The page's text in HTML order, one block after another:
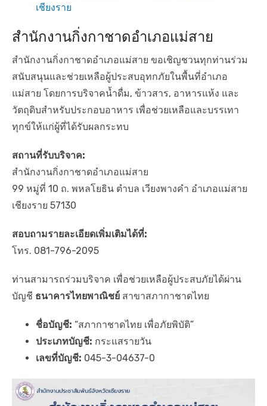
เชียงราย
สำนักงานกิ่งกาชาดอำเภอแม่สาย
สำนักงานกิ่งกาชาดอำเภอแม่สาย ขอเชิญชวนทุกท่านร่วม
สนับสนุนและช่วยเหลือผู้ประสบอุทกภัยในพื้นที่อำเภอ
แม่สาย โดยการบริจาคน้ำดื่ม, ข้าวสาร, อาหารแห้ง และ
วัตถุดิบสำหรับประกอบอาหาร เพื่อช่วยเหลือและบรรเทา
ทุกข์ให้แก่ผู้ที่ได้รับผลกระทบ
สถานที่รับบริจาค:
สำนักงานกิ่งกาชาดอำเภอแม่สาย
99 หมู่ที่ 10 ถ. พหลโยธิน ตำบล เวียงพางคำ อำเภอแม่สาย
เชียงราย 57130
สอบถามรายละเอียดเพิ่มเติมได้ที่:
โทร. 081-796-2095
ท่านสามารถร่วมบริจาค เพื่อช่วยเหลือผู้ประสบภัยได้ผ่าน
บัญชี ธนาคารไทยพาณิชย์ สาขาสภากาชาดไทย
ชื่อบัญชี: “สภากาชาดไทย เพื่อภัยพิบัติ”
ประเภทบัญชี: กระแสรายวัน
เลขที่บัญชี: 045-3-04637-0